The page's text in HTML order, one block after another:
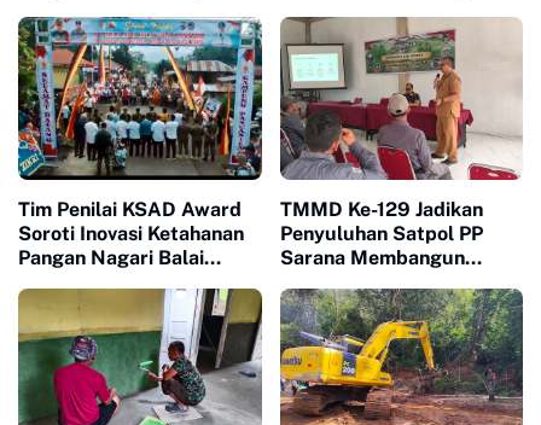
di Buluh Kasok
Ekonomi Warga
Tim Penilai KSAD Award
Soroti Inovasi Ketahanan
Pangan Nagari Balai
Warga Jadi Nilai Utama
TMMD Ke-129 Jadikan
Penyuluhan Satpol PP
Sarana Membangun
Ketertiban